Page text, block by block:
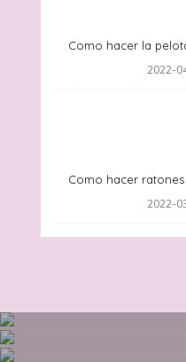
Como hacer la
2022-
Como hacer
2022-